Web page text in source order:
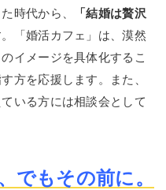
時代から、
「結婚は贅沢
「婚活カフェ」は、漠然
イメージを具体化するこ
方を応援します。また、
いる方には相談会として
でもその前に。